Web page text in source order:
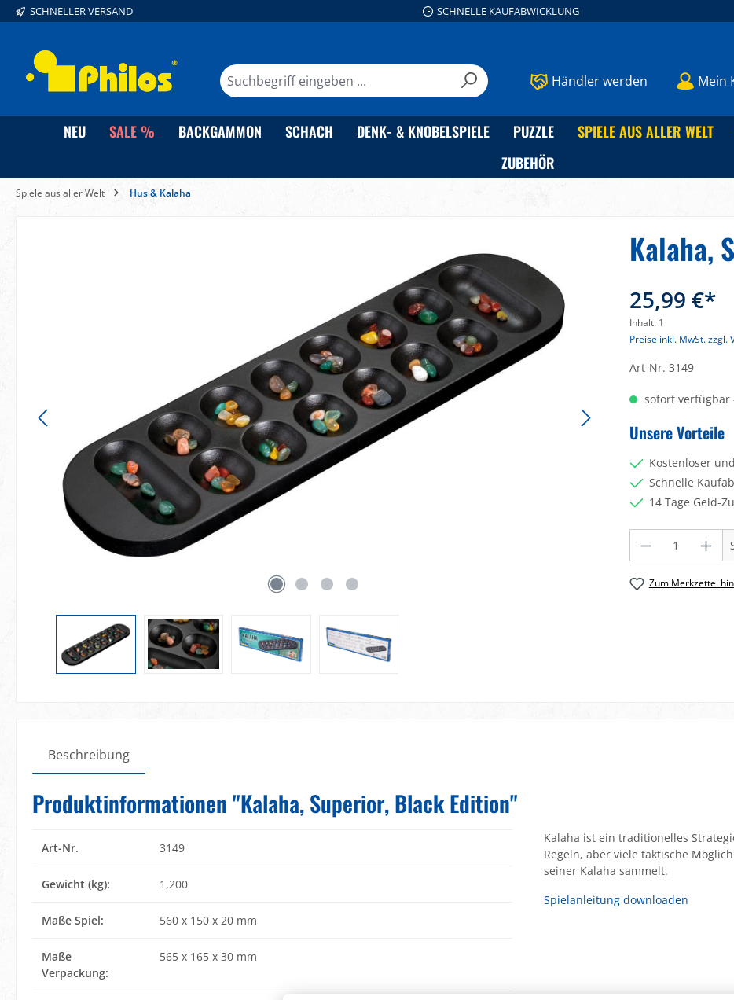
Zur Hauptnavigation springen
SCHNELLER VERSAND SCHNELLE KAUFABWICKLUNG
Händler werden Mein
NEU SALE % BACKGAMMON SCHACH DENK- & KNOBELSPIELE PUZZLE SPIELE AUS ALLER WELT
ZUBEHÖR
Spiele aus aller Welt Hus & Kalaha
Kalaha,
25,99 €*
Inhalt: 1
Preise inkl. MwSt. zzgl.
Art-Nr. 3149
sofort verfügbar
Unsere Vorteile
Kostenloser
Schnelle
14 Tage Geld-
Zum Merkzettel
Beschreibung
Produktinformationen "Kalaha, Superior, Black Edition"
Kalaha ist ein traditionelles
Regeln, aber viele taktische
seiner Kalaha sammelt.
Spielanleitung downloaden
Art-Nr. 3149
Gewicht (kg): 1,200
Maße Spiel: 560 x 150 x 20 mm
Maße
Verpackung:
565 x 165 x 30 mm